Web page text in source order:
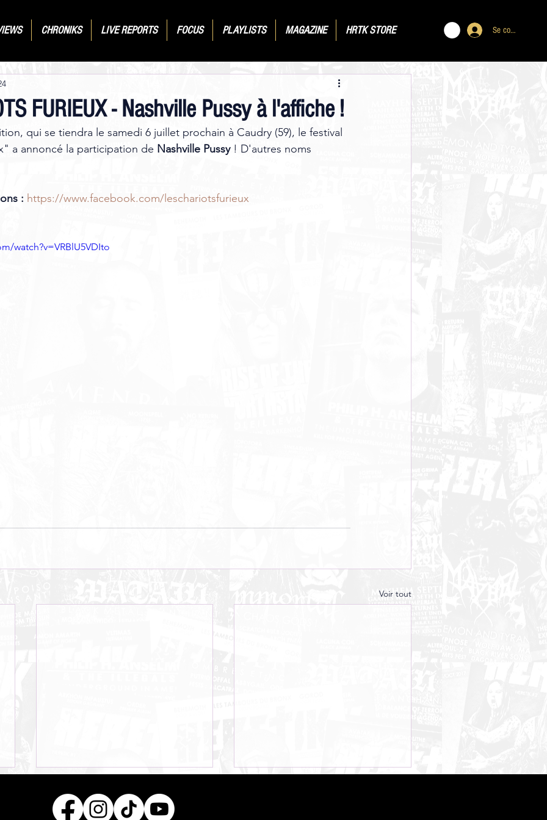
Se connecter
CHRONIKS LIVE REPORTS FOCUS PLAYLISTS MAGAZINE HRTK STORE
FURIEUX - Nashville Pussy à l'affiche !
qui se tiendra le samedi 6 juillet prochain à Caudry (59), le festival
a annoncé la participation de Nashville Pussy ! D'autres noms
: https://www.facebook.com/leschariotsfurieux
watch?v=VRBlU5VDIto
Voir tout